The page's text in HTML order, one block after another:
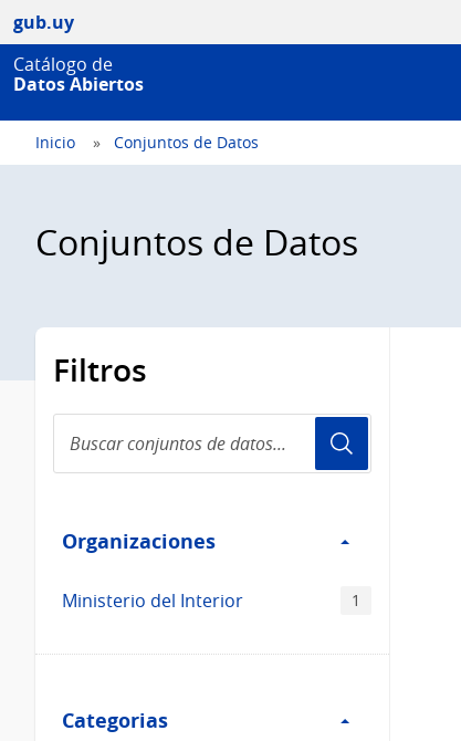
gub.uy
Catálogo de
Datos Abiertos
Inicio Conjuntos de Datos
Conjuntos de Datos
Filtros
conjuntos
de
Organizaciones
Organizaciones
Ministerio del Interior 1
Categorias
Categorias